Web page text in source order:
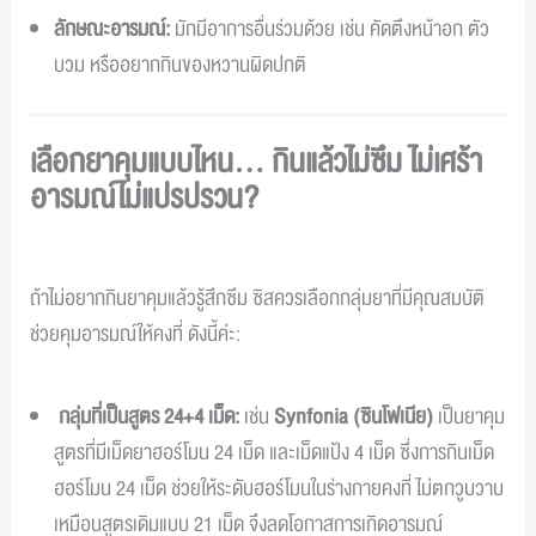
ลักษณะอารมณ์:มักมีอาการอื่นร่วมด้วย เช่น คัดตึงหน้าอก ตัว
บวม หรืออยากกินของหวานผิดปกติ
เลือกยาคุมแบบไหน… กินแล้วไม่ซึม ไม่เศร้า
อารมณ์ไม่แปรปรวน?
ถ้าไม่อยากกินยาคุมแล้วรู้สึกซึม ซิสควรเลือกกลุ่มยาที่มีคุณสมบัติ
ช่วยคุมอารมณ์ให้คงที่ ดังนี้ค่ะ:
กลุ่มที่เป็นสูตร 24+4 เม็ด:เช่น Synfonia (ซินโฟเนีย)เป็นยาคุม
สูตรที่มีเม็ดยาฮอร์โมน 24 เม็ด และเม็ดแป้ง 4 เม็ด ซึ่งการกินเม็ด
ฮอร์โมน 24 เม็ด ช่วยให้ระดับฮอร์โมนในร่างกายคงที่ ไม่ตกวูบวาบ
เหมือนสูตรเดิมแบบ 21 เม็ด จึงลดโอกาสการเกิดอารมณ์